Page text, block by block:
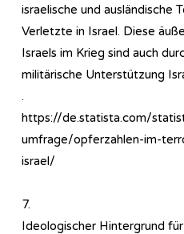
israelische und ausländische
Verletzte in Israel. Diese
Israels im Krieg sind auch
militärische Unterstützung
.
https://de.statista.com/
umfrage/opferzahlen-im-
israel/
7.
Ideologischer Hintergrund